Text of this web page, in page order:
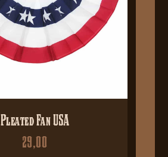
Pleated Fan USA
29,00